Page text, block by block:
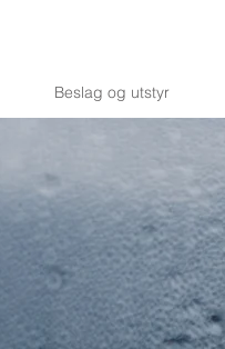
Beslag og utstyr